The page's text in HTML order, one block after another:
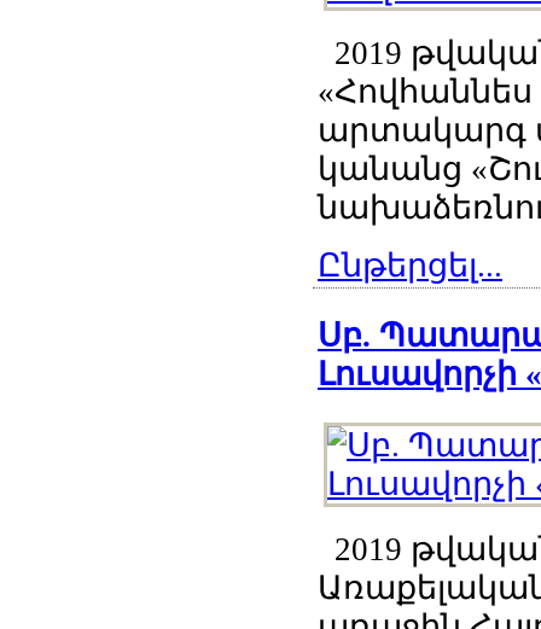
2019
արտակարգ
կանանց
Ընթերցել...
Սբ.
2019